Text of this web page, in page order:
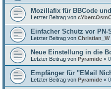
Mozillafix für BBCode
Letzter Beitrag von
Einfacher Schutz vor PN-
Letzter Beitrag von Christian_W
Neue Einstellung in die
Letzter Beitrag von Pyramide «
Empfänger für "EMail
Letzter Beitrag von Pyramide «